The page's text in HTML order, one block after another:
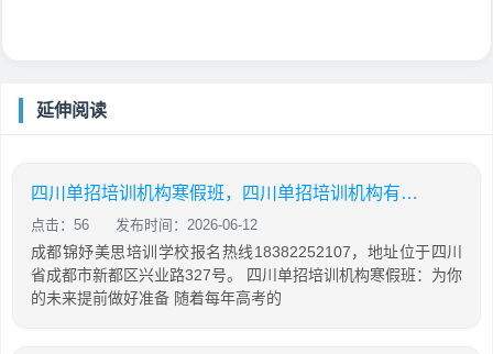
延伸阅读
四川单招培训机构寒假班，四川单招培训机构有哪些
点击：56 发布时间：2026-06-12
成都锦妤美思培训学校报名热线18382252107，地址位于四川
省成都市新都区兴业路327号。 四川单招培训机构寒假班：为你
的未来提前做好准备 随着每年高考的